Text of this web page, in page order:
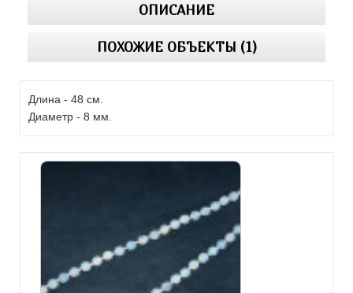
ОПИСАНИЕ
ПОХОЖИЕ ОБЪЕКТЫ (1)
Длина - 48 см.
Диаметр - 8 мм.